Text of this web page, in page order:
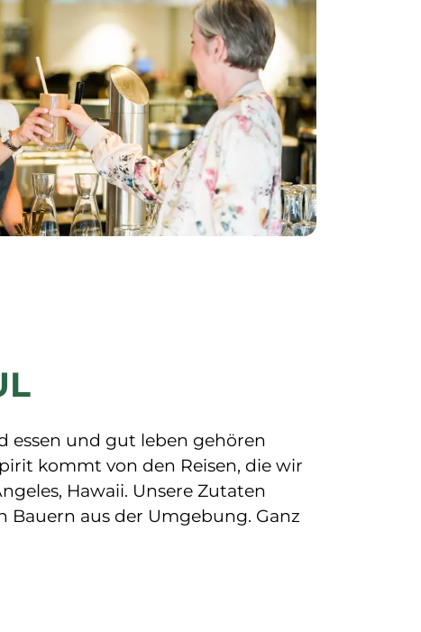
essen und gut leben gehören
kommt von den Reisen, die wir
Hawaii. Unsere Zutaten
Bauern aus der Umgebung. Ganz